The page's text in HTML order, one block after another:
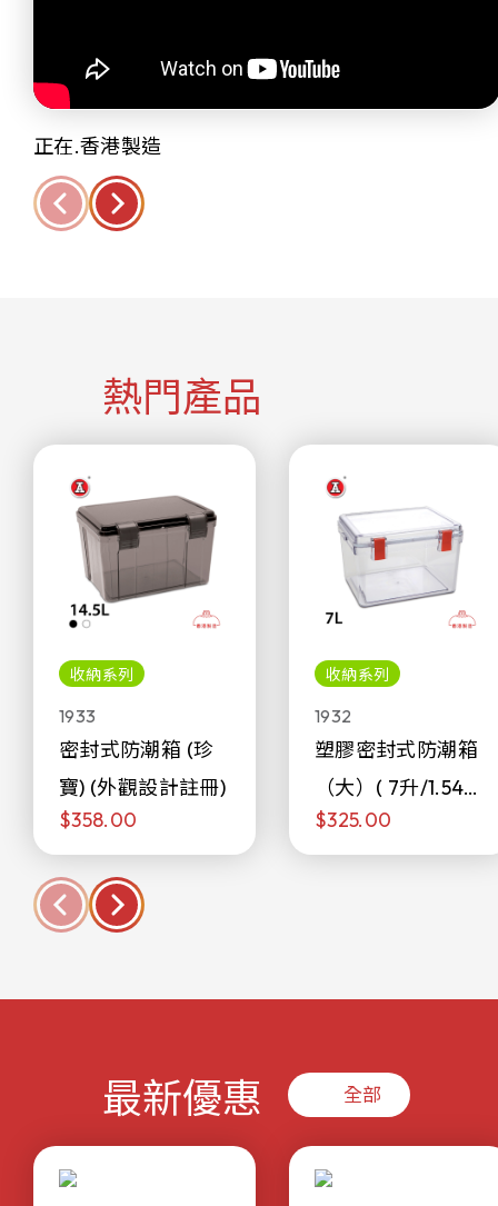
正在.香港製造
熱門產品
收納系列
1933
密封式防潮箱 (珍
寶) (外觀設計註冊)
$358.00
收納系列
1932
塑膠密封式防潮箱
（大）( 7升/1.54加
侖)
$325.00
最新優惠 全部